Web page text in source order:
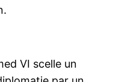
VI scelle un